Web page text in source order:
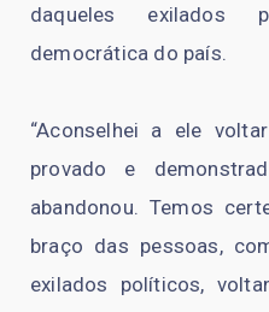
daqueles exilados
democrática do país.
“Aconselhei a ele
provado e
abandonou. Temos
braço das pessoas,
exilados políticos,